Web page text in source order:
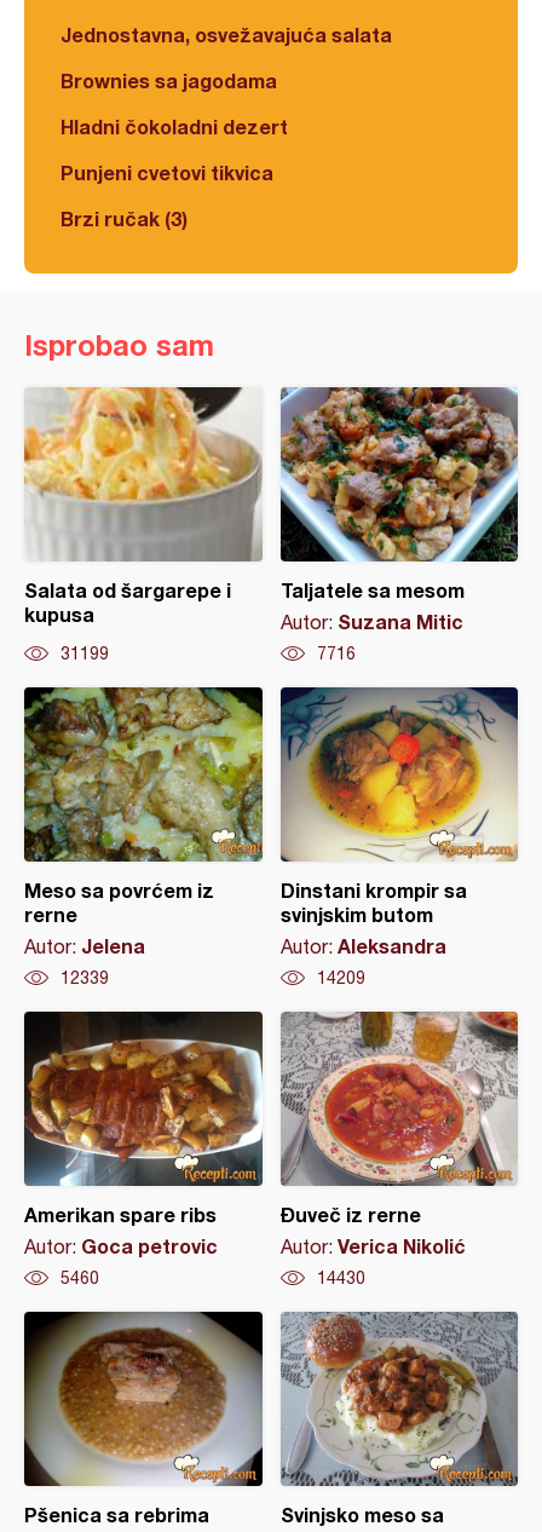
Jednostavna, osvežavajuća salata
Brownies sa jagodama
Hladni čokoladni dezert
Punjeni cvetovi tikvica
Brzi ručak (3)
Isprobao sam
Salata od šargarepe i
kupusa
31199
Taljatele sa mesom
Autor: Suzana Mitic
7716
Meso sa povrćem iz
rerne
Autor: Jelena
12339
Dinstani krompir sa
svinjskim butom
Autor: Aleksandra
14209
Amerikan spare ribs
Autor: Goca petrovic
5460
Đuveč iz rerne
Autor: Verica Nikolić
14430
Pšenica sa rebrima
Svinjsko meso sa